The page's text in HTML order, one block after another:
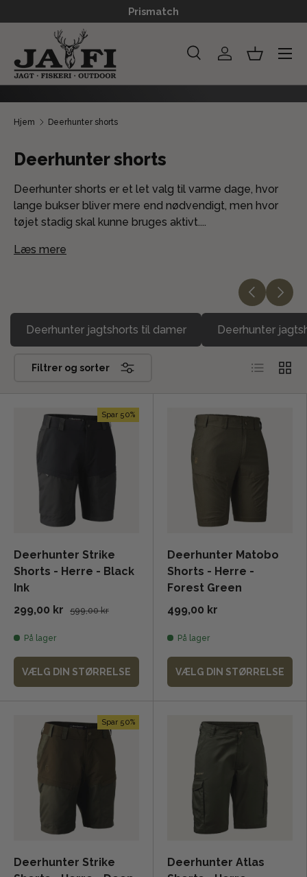
GÅ TIL INDHOLD
Prismatch
Søg Log indKurv
Menu
Hjem Deerhunter shorts
Deerhunter shorts
Deerhunter shorts er et let valg til varme dage, hvor
lange bukser bliver mere end nødvendigt, men hvor
tøjet stadig skal kunne bruges aktivt....
Læs mere
Deerhunter jagtshorts til damer Deerhunter
Filtrer og sorter Liste Grid
Spar 50%
Deerhunter Strike
Shorts - Herre - Black
Ink
299,00 kr
599,00 kr
På lager
VÆLG DIN STØRRELSE
Deerhunter Matobo
Shorts - Herre -
Forest Green
499,00 kr
På lager
VÆLG DIN STØRRELSE
Spar 50%
Deerhunter Strike
Deerhunter Atlas